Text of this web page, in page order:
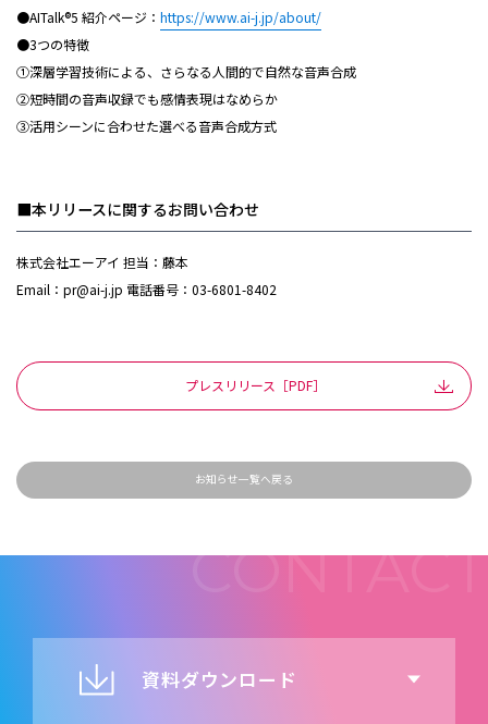
●AITalk®5 紹介ページ： https://www.ai-j.jp/about/
●3つの特徴
①深層学習技術による、さらなる人間的で自然な音声合成
②短時間の音声収録でも感情表現はなめらか
③活用シーンに合わせた選べる音声合成方式
■本リリースに関するお問い合わせ
株式会社エーアイ 担当：藤本
Email：pr@ai-j.jp 電話番号：03-6801-8402
プレスリリース［PDF］
お知らせ一覧へ戻る
資料ダウンロード